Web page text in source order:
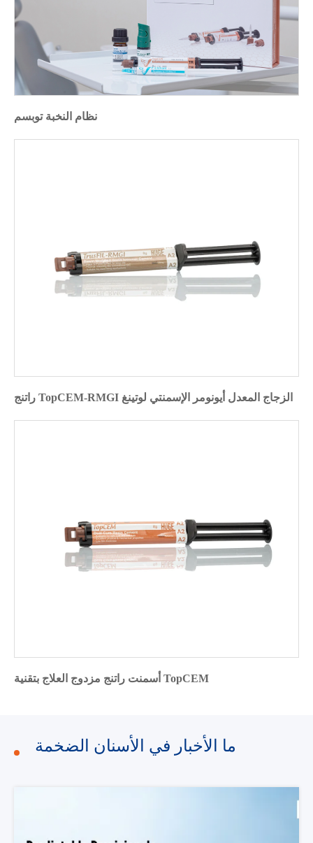
نظام النخبة توبسم
راتنج TopCEM-RMGI الزجاج المعدل أيونومر الإسمنتي لوتينغ
أسمنت راتنج مزدوج العلاج بتقنية TopCEM
ما الأخبار في الأسنان الضخمة